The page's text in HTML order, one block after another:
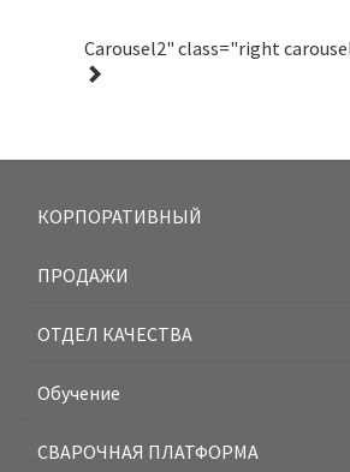
Carousel2" class="right
КОРПОРАТИВНЫЙ
ПРОДАЖИ
ОТДЕЛ КАЧЕСТВА
Обучение
СВАРОЧНАЯ ПЛАТФОРМА